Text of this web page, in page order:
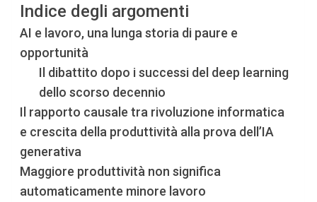
Indice degli argomenti
AI e lavoro, una lunga storia di paure e
opportunità
Il dibattito dopo i successi del deep learning
dello scorso decennio
Il rapporto causale tra rivoluzione informatica
e crescita della produttività alla prova dell’IA
generativa
Maggiore produttività non significa
automaticamente minore lavoro